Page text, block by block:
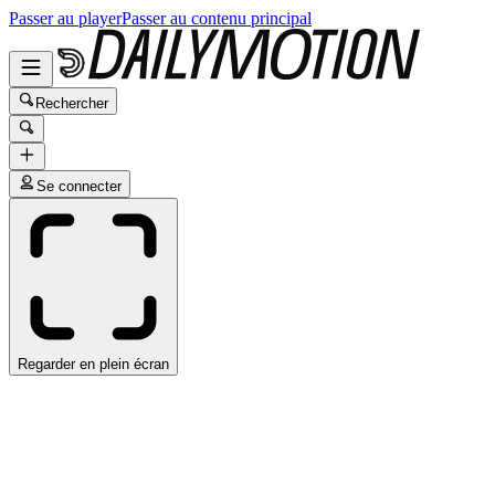
Passer au playerPasser au contenu principal
Rechercher
Se connecter
Regarder en plein écran